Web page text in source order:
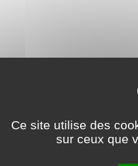
Ce site utilise des
sur ceux que